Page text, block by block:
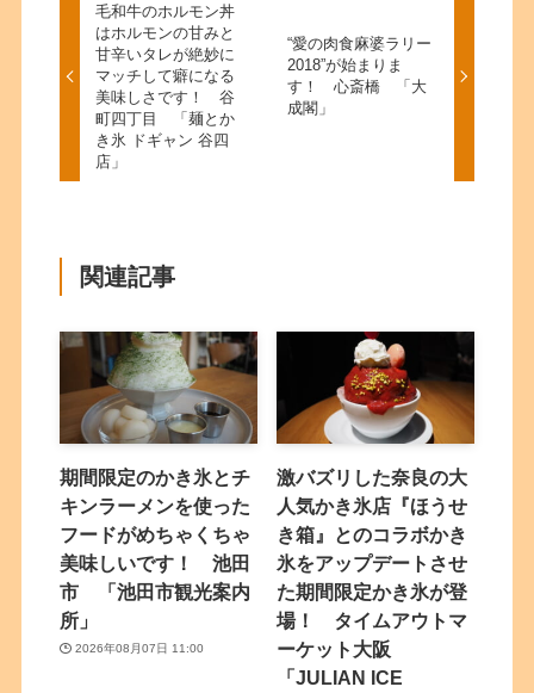
毛和牛のホルモン丼
はホルモンの甘みと
甘辛いタレが絶妙に
マッチして癖になる
美味しさです！ 谷
町四丁目 「麺とか
き氷 ドギャン 谷四
店」
“愛の肉食麻婆ラリー
2018”が始まりま
す！ 心斎橋 「大
成閣」
関連記事
期間限定のかき氷とチ
キンラーメンを使った
フードがめちゃくちゃ
美味しいです！ 池田
市 「池田市観光案内
所」
2026年08月07日 11:00
激バズリした奈良の大
人気かき氷店『ほうせ
き箱』とのコラボかき
氷をアップデートさせ
た期間限定かき氷が登
場！ タイムアウトマ
ーケット大阪
「JULIAN ICE